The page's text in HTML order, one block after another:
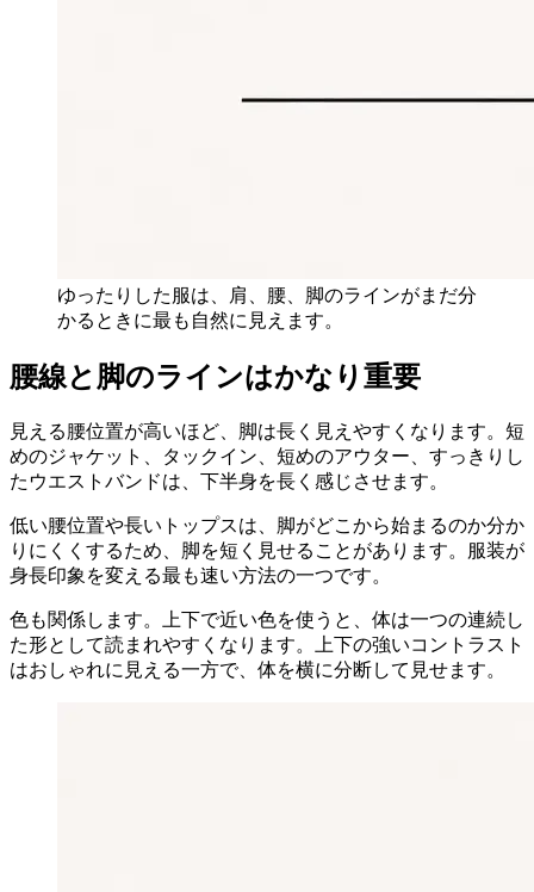
ゆったりした服は、肩、腰、脚のラインがまだ分
かるときに最も自然に見えます。
腰線と脚のラインはかなり重要
見える腰位置が高いほど、脚は長く見えやすくなります。短
めのジャケット、タックイン、短めのアウター、すっきりし
たウエストバンドは、下半身を長く感じさせます。
低い腰位置や長いトップスは、脚がどこから始まるのか分か
りにくくするため、脚を短く見せることがあります。服装が
身長印象を変える最も速い方法の一つです。
色も関係します。上下で近い色を使うと、体は一つの連続し
た形として読まれやすくなります。上下の強いコントラスト
はおしゃれに見える一方で、体を横に分断して見せます。